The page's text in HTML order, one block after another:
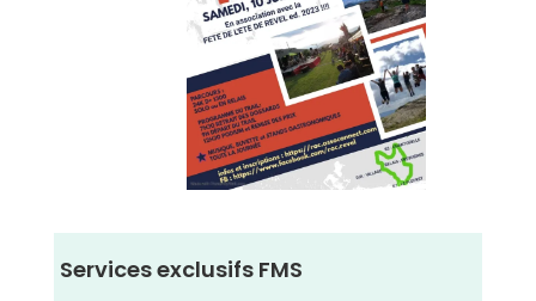
Services exclusifs FMS